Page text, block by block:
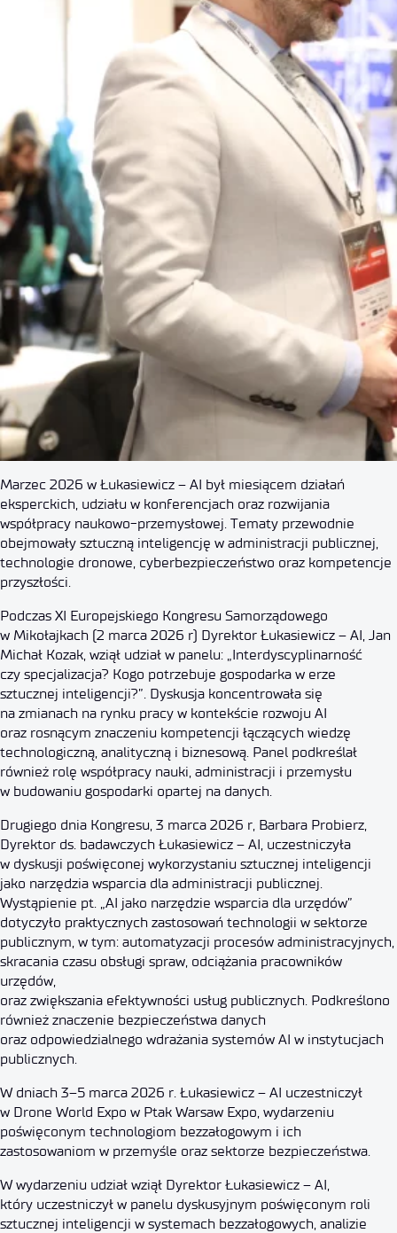
Marzec 2026 w Łukasiewicz – AI był miesiącem działań
eksperckich, udziału w konferencjach oraz rozwijania
współpracy naukowo-przemysłowej. Tematy przewodnie
obejmowały sztuczną inteligencję w administracji publicznej,
technologie dronowe, cyberbezpieczeństwo oraz kompetencje
przyszłości.
Podczas XI Europejskiego Kongresu Samorządowego
w Mikołajkach (2 marca 2026 r) Dyrektor Łukasiewicz – AI, Jan
Michał Kozak, wziął udział w panelu: „Interdyscyplinarność
czy specjalizacja? Kogo potrzebuje gospodarka w erze
sztucznej inteligencji?”. Dyskusja koncentrowała się
na zmianach na rynku pracy w kontekście rozwoju AI
oraz rosnącym znaczeniu kompetencji łączących wiedzę
technologiczną, analityczną i biznesową. Panel podkreślał
również rolę współpracy nauki, administracji i przemysłu
w budowaniu gospodarki opartej na danych.
Drugiego dnia Kongresu, 3 marca 2026 r, Barbara Probierz,
Dyrektor ds. badawczych Łukasiewicz – AI, uczestniczyła
w dyskusji poświęconej wykorzystaniu sztucznej inteligencji
jako narzędzia wsparcia dla administracji publicznej.
Wystąpienie pt. „AI jako narzędzie wsparcia dla urzędów”
dotyczyło praktycznych zastosowań technologii w sektorze
publicznym, w tym: automatyzacji procesów administracyjnych,
skracania czasu obsługi spraw, odciążania pracowników
urzędów,
oraz zwiększania efektywności usług publicznych. Podkreślono
również znaczenie bezpieczeństwa danych
oraz odpowiedzialnego wdrażania systemów AI w instytucjach
publicznych.
W dniach 3–5 marca 2026 r. Łukasiewicz – AI uczestniczył
w Drone World Expo w Ptak Warsaw Expo, wydarzeniu
poświęconym technologiom bezzałogowym i ich
zastosowaniom w przemyśle oraz sektorze bezpieczeństwa.
W wydarzeniu udział wziął Dyrektor Łukasiewicz – AI,
który uczestniczył w panelu dyskusyjnym poświęconym roli
sztucznej inteligencji w systemach bezzałogowych, analizie